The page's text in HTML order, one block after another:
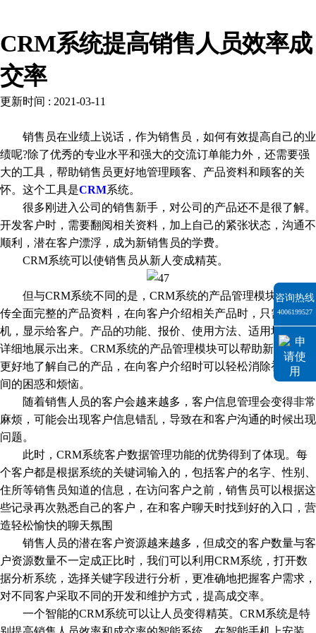
CRM系统提高销售人员效率成
交率
更新时间 : 2021-03-11
销售员在业绩上说话，作为销售员，如何有效提高自己的业
绩呢?除了优秀的专业水平和强大的交流订单能力外，还需要强
大的工具，帮助销售员更好地管理顾客、产品资料和顾客的关
怀。这个工具是CRM系统。
很多刚进入公司的销售新手，对公司的产品还不是很了解。
开发客户时，需要翻阅相关资料，加上自己的紧张状态，沟通不
顺利，潜在客户漂浮，成为新销售员的学费。
CRM系统可以使销售员从新人变成精英。
但与CRM系统不同的是，CRM系统的产品管理模块可以上
传全面完整的产品资料，在向客户介绍相关产品时，只需拿出手
机，显示给客户。产品的功能、报价、使用方法、适用场景都会
详细地展示出来。CRM系统的产品管理模块可以帮助新销售员
更好地了解自己的产品，在向客户介绍时可以轻松消除初学者期
间的困惑和烦恼。
随着销售人员的客户会越来越多，客户信息管理会变得非常
麻烦，可能会出现客户信息错乱，导致在和客户沟通的时候出现
问题。
此时，CRM系统客户数据管理功能的优势得到了体现。每
个客户都是根据系统的关键词输入的，包括客户的名字、性别、
住所等销售员知道的信息，在访问客户之前，销售员可以根据这
些记录再次熟悉自己的客户，在和客户聊天时找到好的入口，营
造轻松愉快的聊天氛围
销售人员的潜在客户资源越来越多，但成交的客户数量与客
户资源数量不一定成正比时，我们可以利用CRM系统，打开数
据分析系统，选择关键字段进行分析，更准确地把握客户需求，
对不同客户采取不同的开发和维护方式，提高成交率。
一个智能的CRM系统可以让人员变得精英。CRM系统是特
咨询热线
4006199527